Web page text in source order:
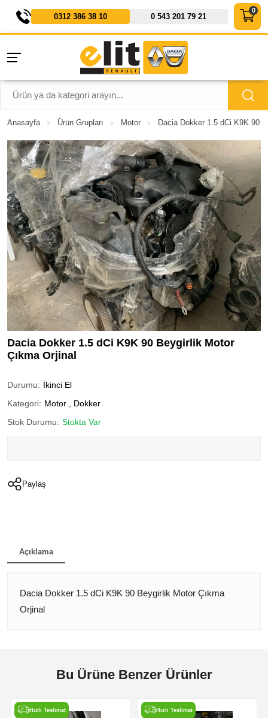
0312 386 38 10 0 543 201 79 21
Anasayfa Ürün Grupları Motor Dacia Dokker 1.5 dCi K9K 90
Dacia Dokker 1.5 dCi K9K 90 Beygirlik Motor
Çıkma Orjinal
Durumu: İkinci El
Kategori: Motor
Dokker
Stok Durumu: Stokta Var
Paylaş
Açıklama
Dacia Dokker 1.5 dCi K9K 90 Beygirlik Motor Çıkma
Orjinal
Bu Ürüne Benzer Ürünler
Hızlı Teslimat Hızlı Teslimat